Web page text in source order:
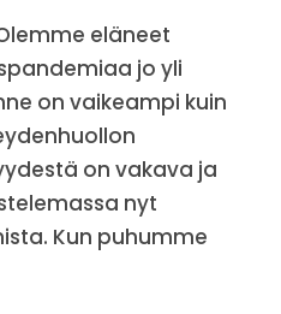
eläneet
jo yli
on vaikeampi kuin
on vakava ja
nyt
Kun puhumme